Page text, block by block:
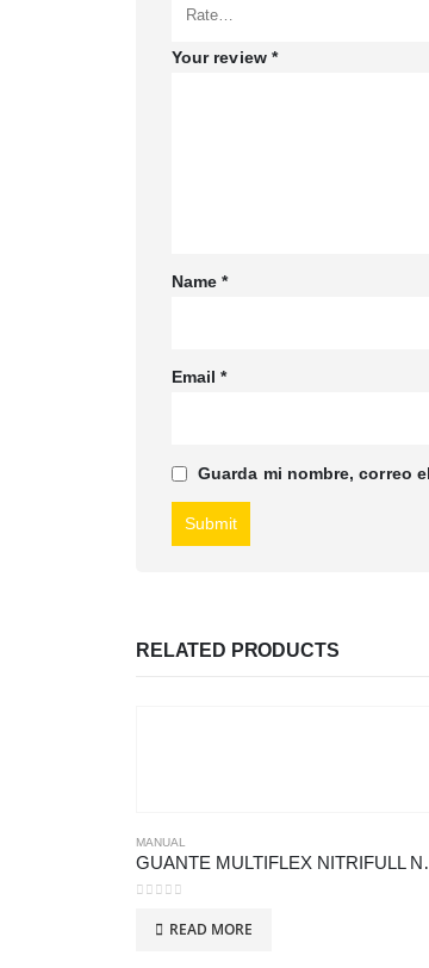
Your review *
Name*
Email*
Guarda mi nombre, correo
RELATED PRODUCTS
MANUAL
READ MORE